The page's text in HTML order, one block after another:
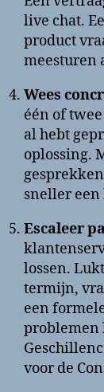
live chat.
product
meesturen
Wees
één of
al hebt
oplossing.
sneller
Escaleer
lossen.
termijn,
een
problemen
voor de